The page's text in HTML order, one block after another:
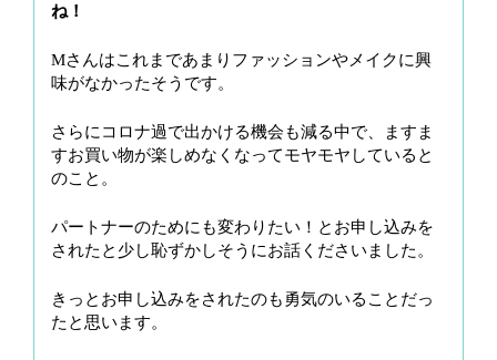
ね！
Mさんはこれまであまりファッションやメイクに興
味がなかったそうです。
さらにコロナ過で出かける機会も減る中で、ますま
すお買い物が楽しめなくなってモヤモヤしていると
のこと。
パートナーのためにも変わりたい！とお申し込みを
されたと少し恥ずかしそうにお話くださいました。
きっとお申し込みをされたのも勇気のいることだっ
たと思います。